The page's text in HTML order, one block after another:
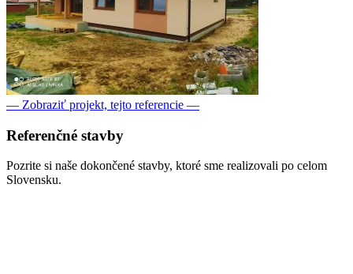
— Zobraziť projekt, tejto referencie —
Referenčné stavby
Pozrite si naše dokončené stavby, ktoré sme realizovali po celom
Slovensku.